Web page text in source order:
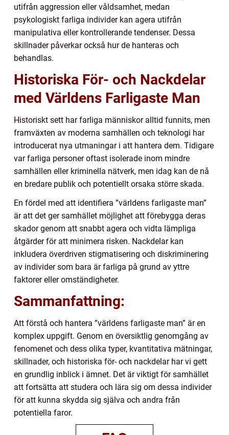
utifrån aggression eller våldsamhet, medan
psykologiskt farliga individer kan agera utifrån
manipulativa eller kontrollerande tendenser. Dessa
skillnader påverkar också hur de hanteras och
behandlas.
Historiska För- och Nackdelar
med Världens Farligaste Man
Historiskt sett har farliga människor alltid funnits, men
framväxten av moderna samhällen och teknologi har
introducerat nya utmaningar i att hantera dem. Tidigare
var farliga personer oftast isolerade inom mindre
samhällen eller kriminella nätverk, men idag kan de nå
en bredare publik och potentiellt orsaka större skada.
En fördel med att identifiera ”världens farligaste man”
är att det ger samhället möjlighet att förebygga deras
skador genom att snabbt agera och vidta lämpliga
åtgärder för att minimera risken. Nackdelar kan
inkludera överdriven stigmatisering och diskriminering
av individer som bara är farliga på grund av yttre
faktorer eller omständigheter.
Sammanfattning:
Att förstå och hantera ”världens farligaste man” är en
komplex uppgift. Genom en översiktlig genomgång av
fenomenet och dess olika typer, kvantitativa mätningar,
skillnader, och historiska för- och nackdelar har vi gett
en grundlig inblick i ämnet. Det är viktigt för samhället
att fortsätta att studera och lära sig om dessa individer
för att kunna skydda sig själva och andra från
potentiella faror.